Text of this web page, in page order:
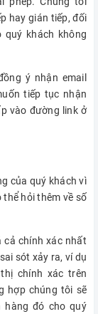
hay gián tiếp, đối
khách không
ý nhận email
tiếp tục nhận
vào đường link ở
của quý khách vì
thể hỏi thêm về số
cả chính xác nhất
sót xảy ra, ví dụ
chính xác trên
hợp chúng tôi sẽ
hàng đó cho quý